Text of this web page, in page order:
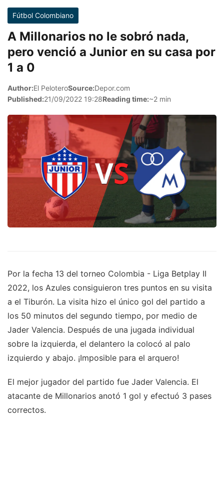
Fútbol Colombiano
A Millonarios no le sobró nada,
pero venció a Junior en su casa por
1 a 0
Author:El PeloteroSource:Depor.com
Published:21/09/2022 19:28Reading time:~2 min
Por la fecha 13 del torneo Colombia - Liga Betplay II
2022, los Azules consiguieron tres puntos en su visita
a el Tiburón. La visita hizo el único gol del partido a
los 50 minutos del segundo tiempo, por medio de
Jader Valencia. Después de una jugada individual
sobre la izquierda, el delantero la colocó al palo
izquierdo y abajo. ¡Imposible para el arquero!
El mejor jugador del partido fue Jader Valencia. El
atacante de Millonarios anotó 1 gol y efectuó 3 pases
correctos.